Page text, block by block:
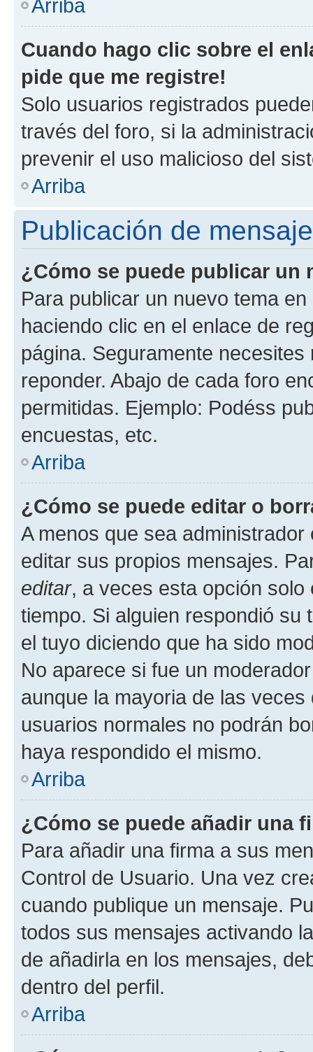
Arriba
Cuando hago clic sobre el
pide que me registre!
Solo usuarios registrados
través del foro, si la
prevenir el uso malicioso del
Arriba
Publicación de
¿Cómo se puede publicar un
Para publicar un nuevo tema
haciendo clic en el enlace de
página. Seguramente
reponder. Abajo de cada foro
permitidas. Ejemplo: Podéss
encuestas, etc.
Arriba
¿Cómo se puede editar o
A menos que sea
editar sus propios mensajes.
editar, a veces esta opción
tiempo. Si alguien respondió
el tuyo diciendo que ha sido
No aparece si fue un
aunque la mayoria de las
usuarios normales no podrán
haya respondido el mismo.
Arriba
¿Cómo se puede añadir una
Para añadir una firma a sus
Control de Usuario. Una vez
cuando publique un mensaje.
todos sus mensajes activando
de añadirla en los mensajes,
dentro del perfil.
Arriba